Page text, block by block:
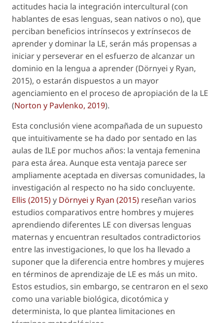
actitudes hacia la integración intercultural (con
hablantes de esas lenguas, sean nativos o no), que
perciban beneficios intrínsecos y extrínsecos de
aprender y dominar la LE, serán más propensas a
iniciar y perseverar en el esfuerzo de alcanzar un
dominio en la lengua a aprender (Dörnyei y Ryan,
2015), o estarán dispuestos a un mayor
agenciamiento en el proceso de apropiación de la LE
(Norton y Pavlenko, 2019).
Esta conclusión viene acompañada de un supuesto
que intuitivamente se ha dado por sentado en las
aulas de ILE por muchos años: la ventaja femenina
para esta área. Aunque esta ventaja parece ser
ampliamente aceptada en diversas comunidades, la
investigación al respecto no ha sido concluyente.
Ellis (2015)y Dörnyei y Ryan (2015) reseñan varios
estudios comparativos entre hombres y mujeres
aprendiendo diferentes LE con diversas lenguas
maternas y encuentran resultados contradictorios
entre las investigaciones, lo que los ha llevado a
suponer que la diferencia entre hombres y mujeres
en términos de aprendizaje de LE es más un mito.
Estos estudios, sin embargo, se centraron en el sexo
como una variable biológica, dicotómica y
determinista, lo que plantea limitaciones en